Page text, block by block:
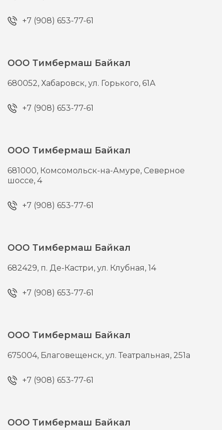
+7 (908) 653-77-61
ООО Тимбермаш Байкал
680052,Хабаровск,ул. Горького, 61А
+7 (908) 653-77-61
ООО Тимбермаш Байкал
681000, Комсомольск-на-Амуре, Северное
шоссе, 4
+7 (908) 653-77-61
ООО Тимбермаш Байкал
682429, п. Де-Кастри,ул. Клубная, 14
+7 (908) 653-77-61
ООО Тимбермаш Байкал
675004, Благовещенск,ул. Театральная, 251а
+7 (908) 653-77-61
ООО Тимбермаш Байкал